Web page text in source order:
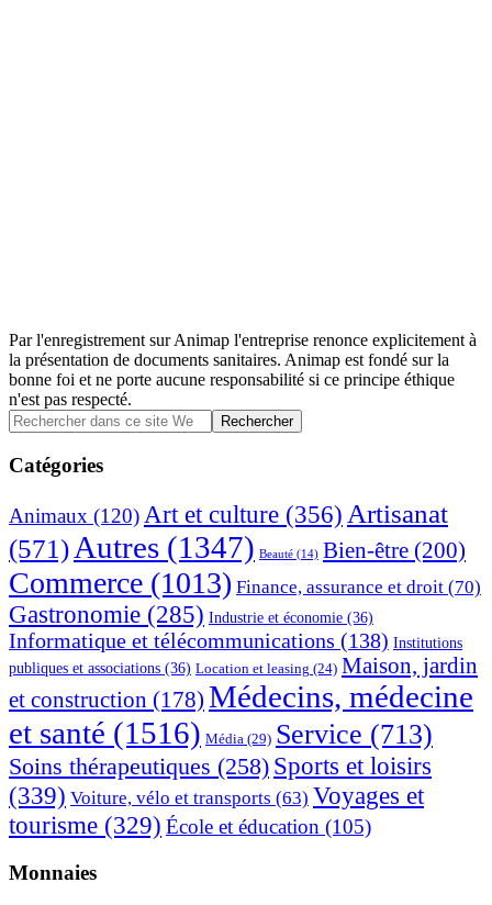
Par l'enregistrement sur Animap l'entreprise renonce explicitement à
la présentation de documents sanitaires. Animap est fondé sur la
bonne foi et ne porte aucune responsabilité si ce principe éthique
n'est pas respecté.
Barre
latérale
principale
Rechercher
dans
ce
site
Catégories
Animaux (120)Art et culture (356) Artisanat
(571) Autres (1347) Beauté (14) Bien-être (200)
Commerce (1013) Finance, assurance et droit (70)
Gastronomie (285) Industrie et économie (36)
Informatique et télécommunications (138) Institutions
publiques et associations (36) Location et leasing (24) Maison, jardin
et construction (178) Médecins, médecine
et santé (1516) Média (29) Service (713)
Soins thérapeutiques (258) Sports et loisirs
(339) Voiture, vélo et transports (63) Voyages et
tourisme (329) École et éducation (105)
Monnaies